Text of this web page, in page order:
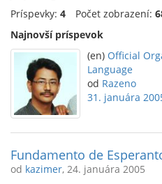
Príspevky: 4 Počet zobrazení:
Najnovší príspevok
(en) Official
Language
od Razeno
31. januára
Fundamento de
od kazimer, 24. januára 2005